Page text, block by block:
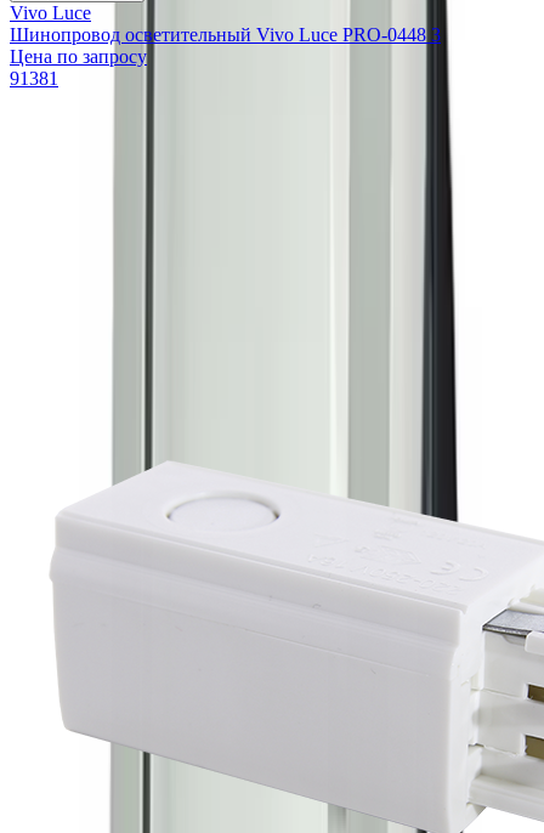
Vivo Luce
Шинопровод осветительный Vivo Luce PRO-0448 3
Цена по запросу
91381